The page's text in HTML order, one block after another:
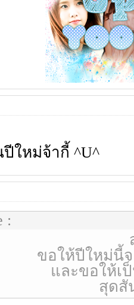
ใหม่จ้ากี้ ^U^
:
ขอให้ปีใหม่นี้
และขอให้เ
สุดสั